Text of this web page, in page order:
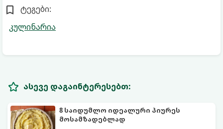
ტეგები:
კულინარია
ასევე დაგაინტერესებთ:
8 საიდუმლო იდეალური პიურეს
მოსამზადებლად